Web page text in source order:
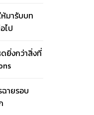
มารับบท
ไป
ยิ่งกว่าสิ่งที่
ายรอบ